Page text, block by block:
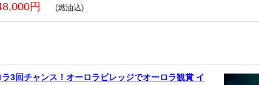
円 (燃油込)
3回チャンス！オーロラビレッジでオーロラ観賞 イ